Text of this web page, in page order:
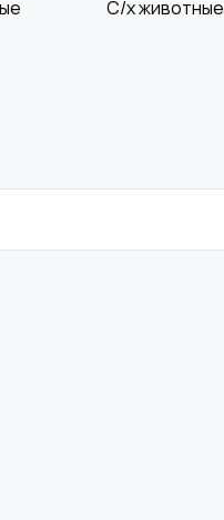
С/х животные